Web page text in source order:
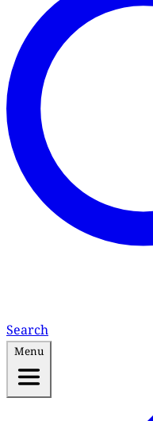
Search
Menu